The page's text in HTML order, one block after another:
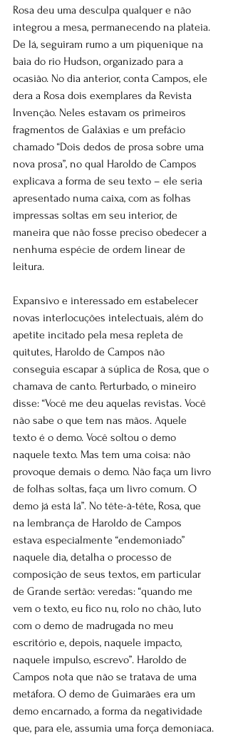
Rosa deu uma desculpa qualquer e não
integrou a mesa, permanecendo na plateia.
De lá, seguiram rumo a um piquenique na
baia do rio Hudson, organizado para a
ocasião. No dia anterior, conta Campos, ele
dera a Rosa dois exemplares da Revista
Invenção. Neles estavam os primeiros
fragmentos de Galáxias e um prefácio
chamado “Dois dedos de prosa sobre uma
nova prosa”, no qual Haroldo de Campos
explicava a forma de seu texto – ele seria
apresentado numa caixa, com as folhas
impressas soltas em seu interior, de
maneira que não fosse preciso obedecer a
nenhuma espécie de ordem linear de
leitura.
Expansivo e interessado em estabelecer
novas interlocuções intelectuais, além do
apetite incitado pela mesa repleta de
quitutes, Haroldo de Campos não
conseguia escapar à súplica de Rosa, que o
chamava de canto. Perturbado, o mineiro
disse: “Você me deu aquelas revistas. Você
não sabe o que tem nas mãos. Aquele
texto é o demo. Você soltou o demo
naquele texto. Mas tem uma coisa: não
provoque demais o demo. Não faça um livro
de folhas soltas, faça um livro comum. O
demo já está lá”. No tête-à-tête, Rosa, que
na lembrança de Haroldo de Campos
estava especialmente “endemoniado”
naquele dia, detalha o processo de
composição de seus textos, em particular
de Grande sertão: veredas: “quando me
vem o texto, eu fico nu, rolo no chão, luto
com o demo de madrugada no meu
escritório e, depois, naquele impacto,
naquele impulso, escrevo”. Haroldo de
Campos nota que não se tratava de uma
metáfora. O demo de Guimarães era um
demo encarnado, a forma da negatividade
que, para ele, assumia uma força demoníaca.